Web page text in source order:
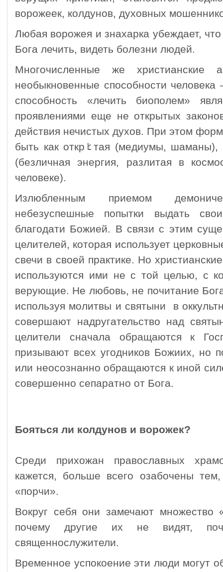
ворожеек, колдунов, духовных
Любая ворожея и знахарка убеждает,
Бога лечить, видеть болезни людей.
Многочисленные же христианские
необыкновенные способности человека
способ­ность «лечить биополем»
проявлениями еще не открытых
действия нечистых духов. При этом
быть как открﾋтая (медиумы, шаманы),
(безличная энергия, разлитая в
человеке).
Излюбленным приемом
небезуспешные попытки выдать
благодати Божией. В связи с этим
целителей, которая использует
свечи в своей практике. Но
используются ими не с той целью, с
верующие. Не любовь, не почитание
используя молитвы и святыни в
совершают надругательство над
целители сначала обращаются к
призывают всех угодников Божиих, но
или неосознанно обращаются к иной
совершенно сепаратно от Бога.
Бояться ли колдунов и ворожек?
Среди прихожан православных
кажется, больше всего озабочены
«порчи».
Вокруг себя они замечают множество
почему другие их не видят,
священнослужители.
Временное успокоение эти люди могут